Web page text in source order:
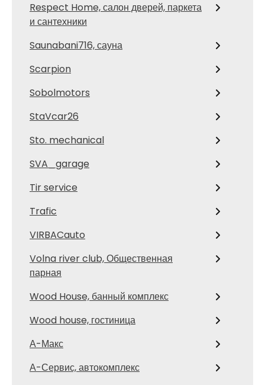
Respect Home, салон дверей, паркета
и сантехники
Saunabani716, сауна
Scarpion
Sobolmotors
StaVcar26
Sto. mechanical
SVA_garage
Tir service
Trafic
VIRBACauto
Volna river club, Общественная
парная
Wood House, банный комплекс
Wood house, гостиница
А-Макс
А-Сервис, автокомплекс